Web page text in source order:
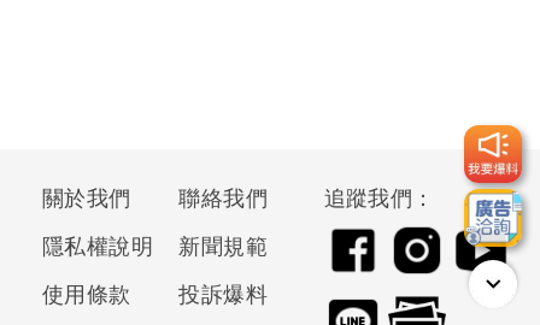
關於我們
聯絡我們
隱私權說明
新聞規範
使用條款
投訴爆料
追蹤我們：